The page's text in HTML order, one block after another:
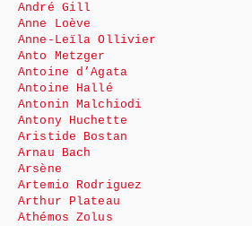
André Gill
Anne Loève
Anne-Leïla Ollivier
Anto Metzger
Antoine d’Agata
Antoine Hallé
Antonin Malchiodi
Antony Huchette
Aristide Bostan
Arnau Bach
Arsène
Artemio Rodriguez
Arthur Plateau
Athémos Zolus